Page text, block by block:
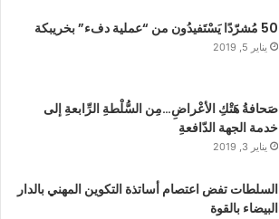
50 مُشرّدًا يَسْتَفيدُون من “عملية دفء” بخريبكة
يناير 5, 2019
صَحافةُ هَتْكِ الأعْراضِ…مِن السُّلْطةِ الرِّابعةِ إلى
خدمة الجهة الدّافعةِ
يناير 3, 2019
السلطات تفض اعتصام أساتذة التكوين المهني بالدار
البيضاء بالقوة